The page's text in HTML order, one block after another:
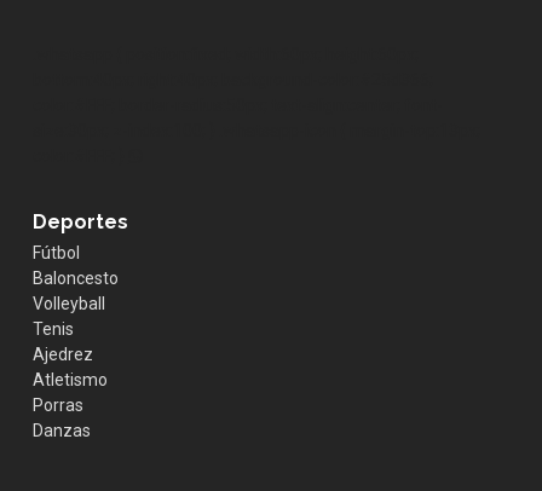
Deportes
Fútbol
Baloncesto
Volleyball
Tenis
Ajedrez
Atletismo
Porras
Danzas